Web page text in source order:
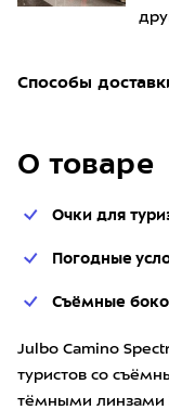
Способы
О товаре
Очки для
Погодные
Съёмные
Julbo Camino
туристов со
тёмными линзами